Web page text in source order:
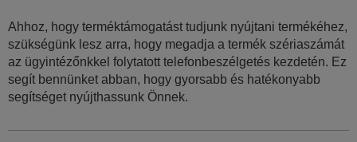
Ahhoz, hogy terméktámogatást tudjunk nyújtani termékéhez,
szükségünk lesz arra, hogy megadja a termék szériaszámát
az ügyintézőnkkel folytatott telefonbeszélgetés kezdetén. Ez
segít bennünket abban, hogy gyorsabb és hatékonyabb
segítséget nyújthassunk Önnek.